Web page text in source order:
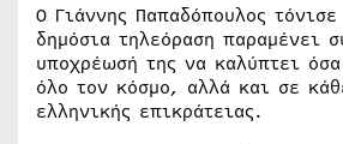
Ο Γιάννης Παπαδόπουλος
δημόσια τηλεόραση παραμένει
υποχρέωσή της να καλύπτει
όλο τον κόσμο, αλλά και σε
ελληνικής επικράτειας.